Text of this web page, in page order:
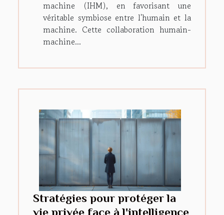
machine (IHM), en favorisant une
véritable symbiose entre l'humain et la
machine. Cette collaboration humain-
machine...
Stratégies pour protéger la
vie privée face à l'intelligence